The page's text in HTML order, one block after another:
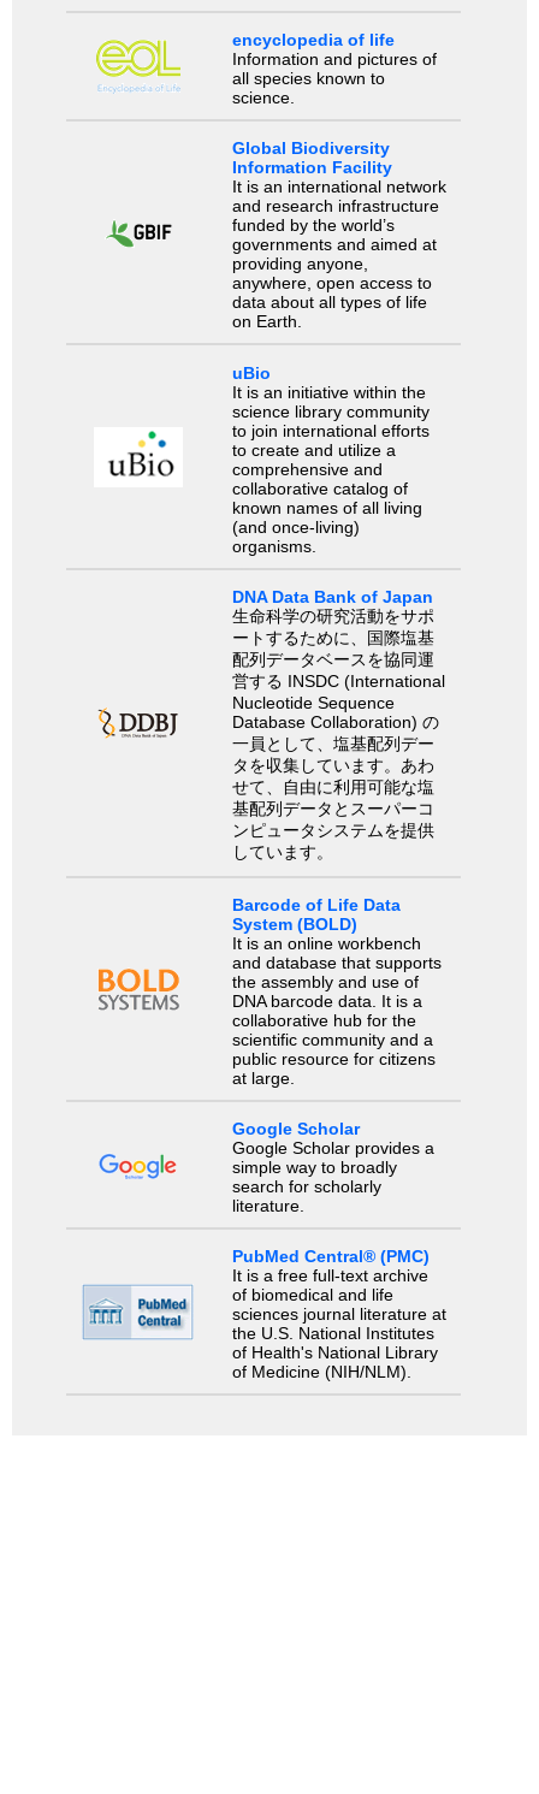
encyclopedia of life
Information and pictures of
all species known to
science.
Global Biodiversity
Information Facility
It is an international network
and research infrastructure
funded by the world’s
governments and aimed at
providing anyone,
anywhere, open access to
data about all types of life
on Earth.
uBio
It is an initiative within the
science library community
to join international efforts
to create and utilize a
comprehensive and
collaborative catalog of
known names of all living
(and once-living)
organisms.
DNA Data Bank of Japan
生命科学の研究活動をサポ
ートするために、国際塩基
配列データベースを協同運
営する INSDC (International
Nucleotide Sequence
Database Collaboration) の
一員として、塩基配列デー
タを収集しています。あわ
せて、自由に利用可能な塩
基配列データとスーパーコ
ンピュータシステムを提供
しています。
Barcode of Life Data
System (BOLD)
It is an online workbench
and database that supports
the assembly and use of
DNA barcode data. It is a
collaborative hub for the
scientific community and a
public resource for citizens
at large.
Google Scholar
Google Scholar provides a
simple way to broadly
search for scholarly
literature.
PubMed Central® (PMC)
It is a free full-text archive
of biomedical and life
sciences journal literature at
the U.S. National Institutes
of Health's National Library
of Medicine (NIH/NLM).